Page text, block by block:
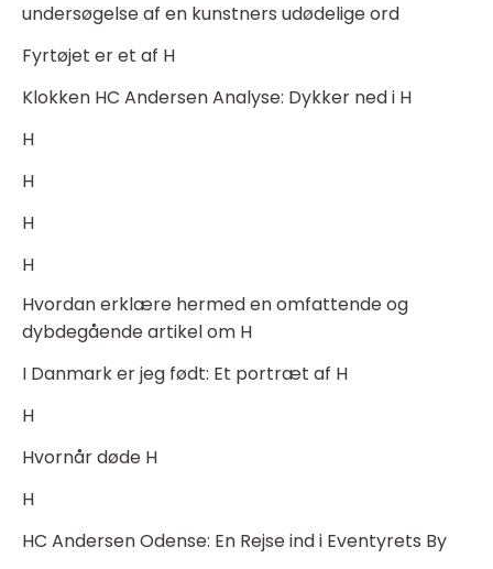
undersøgelse af en kunstners udødelige ord
Fyrtøjet er et af H
Klokken HC Andersen Analyse: Dykker ned i H
H
H
H
H
Hvordan erklære hermed en omfattende og
dybdegående artikel om H
I Danmark er jeg født: Et portræt af H
H
Hvornår døde H
H
HC Andersen Odense: En Rejse ind i Eventyrets By